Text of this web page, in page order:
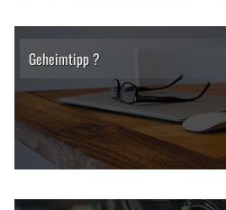
Geheimtipp ?